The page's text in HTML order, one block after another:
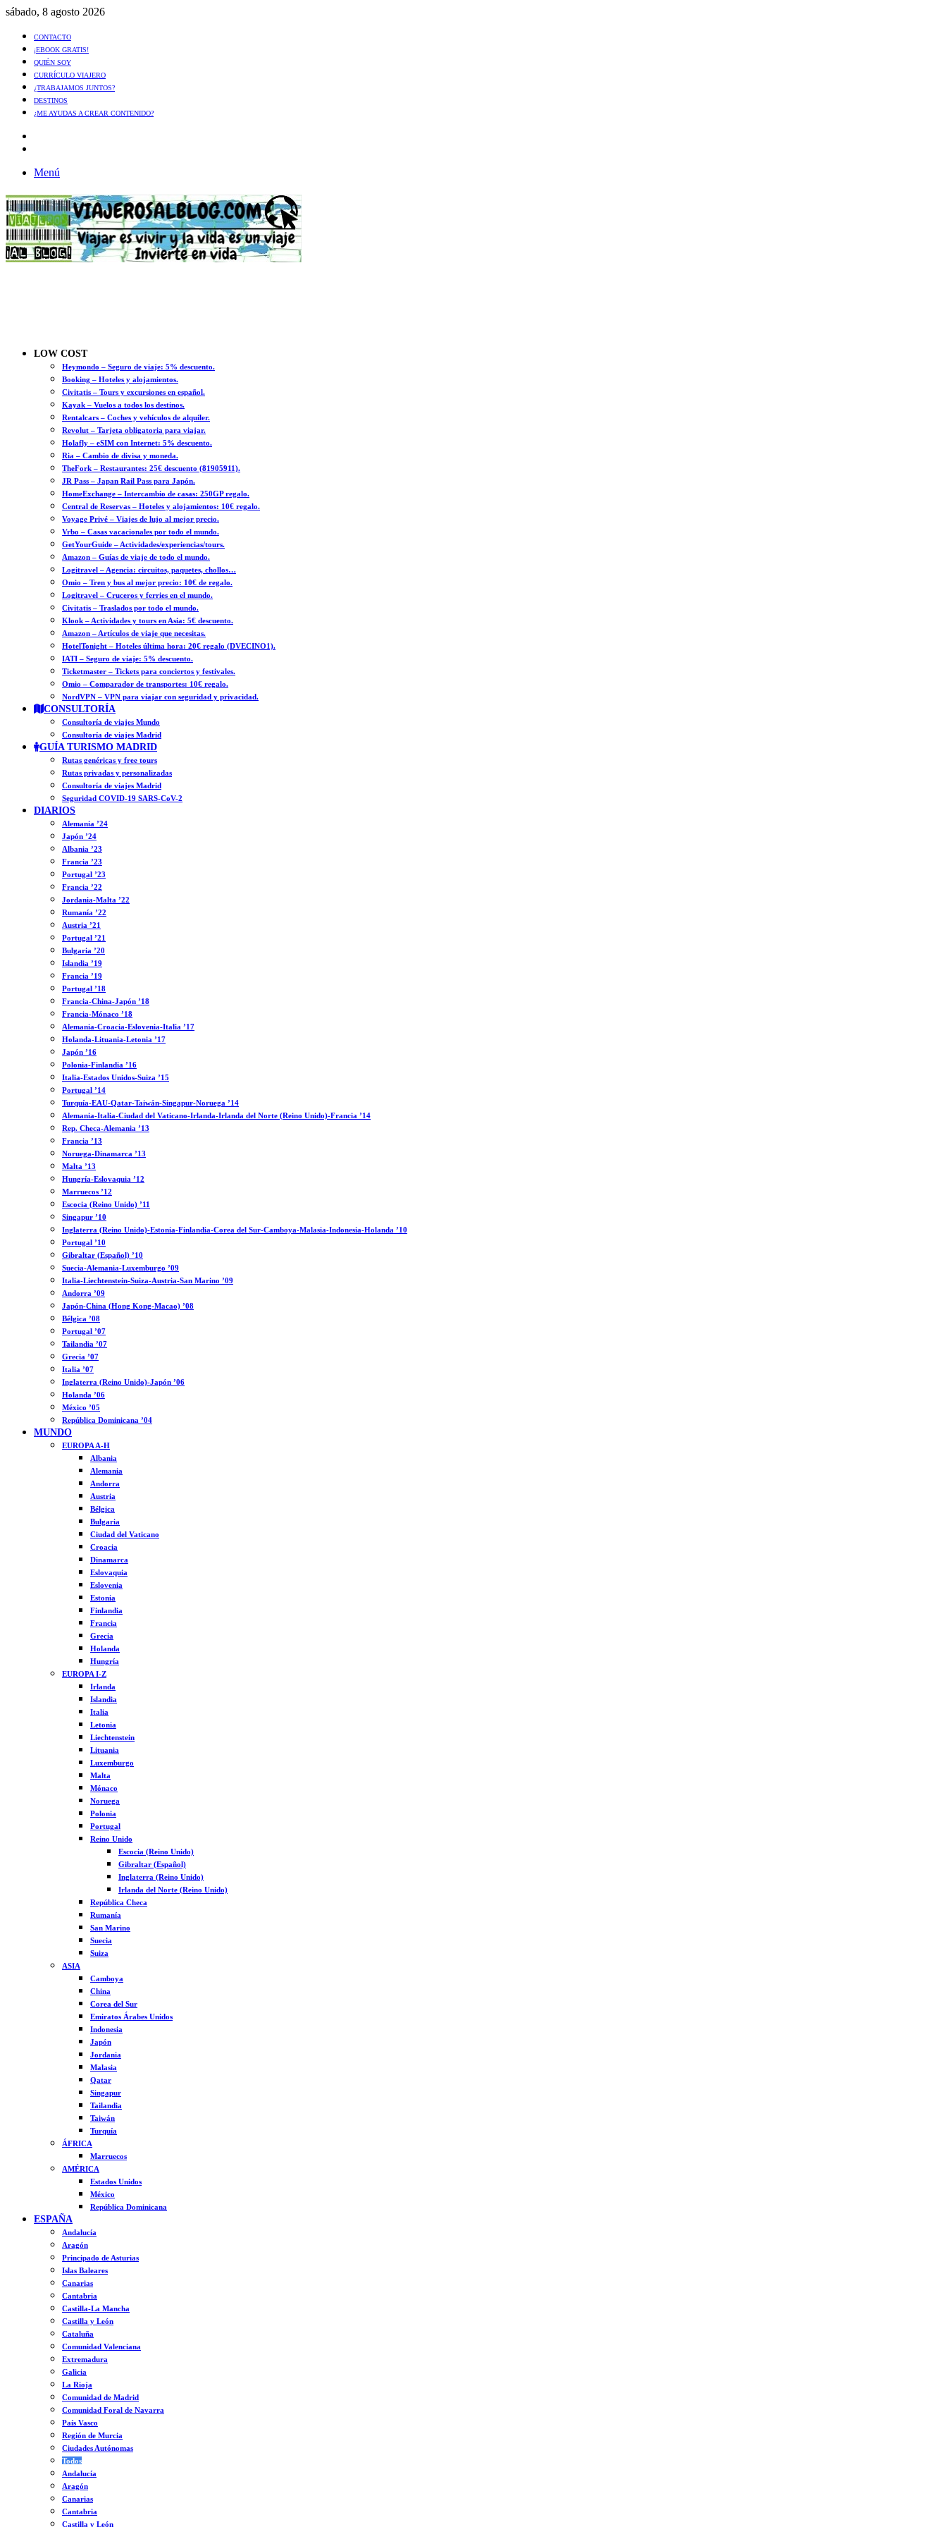
sábado, 8 agosto 2026
CONTACTO
¡EBOOK GRATIS!
QUIÉN SOY
CURRÍCULO VIAJERO
¿TRABAJAMOS JUNTOS?
DESTINOS
¿ME AYUDAS A CREAR CONTENIDO?
Menú
LOW COST
Heymondo – Seguro de viaje: 5% descuento.
Booking – Hoteles y alojamientos.
Civitatis – Tours y excursiones en español.
Kayak – Vuelos a todos los destinos.
Rentalcars – Coches y vehículos de alquiler.
Revolut – Tarjeta obligatoria para viajar.
Holafly – eSIM con Internet: 5% descuento.
Ria – Cambio de divisa y moneda.
TheFork – Restaurantes: 25€ descuento (81905911).
JR Pass – Japan Rail Pass para Japón.
HomeExchange – Intercambio de casas: 250GP regalo.
Central de Reservas – Hoteles y alojamientos: 10€ regalo.
Voyage Privé – Viajes de lujo al mejor precio.
Vrbo – Casas vacacionales por todo el mundo.
GetYourGuide – Actividades/experiencias/tours.
Amazon – Guías de viaje de todo el mundo.
Logitravel – Agencia: circuitos, paquetes, chollos…
Omio – Tren y bus al mejor precio: 10€ de regalo.
Logitravel – Cruceros y ferries en el mundo.
Civitatis – Traslados por todo el mundo.
Klook – Actividades y tours en Asia: 5€ descuento.
Amazon – Artículos de viaje que necesitas.
HotelTonight – Hoteles última hora: 20€ regalo (DVECINO1).
IATI – Seguro de viaje: 5% descuento.
Ticketmaster – Tickets para conciertos y festivales.
Omio – Comparador de transportes: 10€ regalo.
NordVPN – VPN para viajar con seguridad y privacidad.
CONSULTORÍA
Consultoría de viajes Mundo
Consultoría de viajes Madrid
GUÍA TURISMO MADRID
Rutas genéricas y free tours
Rutas privadas y personalizadas
Consultoría de viajes Madrid
Seguridad COVID-19 SARS-CoV-2
DIARIOS
Alemania ’24
Japón ’24
Albania ’23
Francia ’23
Portugal ’23
Francia ’22
Jordania-Malta ’22
Rumanía ’22
Austria ’21
Portugal ’21
Bulgaria ’20
Islandia ’19
Francia ’19
Portugal ’18
Francia-China-Japón ’18
Francia-Mónaco ’18
Alemania-Croacia-Eslovenia-Italia ’17
Holanda-Lituania-Letonia ’17
Japón ’16
Polonia-Finlandia ’16
Italia-Estados Unidos-Suiza ’15
Portugal ’14
Turquía-EAU-Qatar-Taiwán-Singapur-Noruega ’14
Alemania-Italia-Ciudad del Vaticano-Irlanda-Irlanda del Norte (Reino Unido)-Francia ’14
Rep. Checa-Alemania ’13
Francia ’13
Noruega-Dinamarca ’13
Malta ’13
Hungría-Eslovaquia ’12
Marruecos ’12
Escocia (Reino Unido) ’11
Singapur ’10
Inglaterra (Reino Unido)-Estonia-Finlandia-Corea del Sur-Camboya-Malasia-Indonesia-Holanda ’10
Portugal ’10
Gibraltar (Español) ’10
Suecia-Alemania-Luxemburgo ’09
Italia-Liechtenstein-Suiza-Austria-San Marino ’09
Andorra ’09
Japón-China (Hong Kong-Macao) ’08
Bélgica ’08
Portugal ’07
Tailandia ’07
Grecia ’07
Italia ’07
Inglaterra (Reino Unido)-Japón ’06
Holanda ’06
México ’05
República Dominicana ’04
MUNDO
EUROPA A-H
Albania
Alemania
Andorra
Austria
Bélgica
Bulgaria
Ciudad del Vaticano
Croacia
Dinamarca
Eslovaquia
Eslovenia
Estonia
Finlandia
Francia
Grecia
Holanda
Hungría
EUROPA I-Z
Irlanda
Islandia
Italia
Letonia
Liechtenstein
Lituania
Luxemburgo
Malta
Mónaco
Noruega
Polonia
Portugal
Reino Unido
Escocia (Reino Unido)
Gibraltar (Español)
Inglaterra (Reino Unido)
Irlanda del Norte (Reino Unido)
República Checa
Rumanía
San Marino
Suecia
Suiza
ASIA
Camboya
China
Corea del Sur
Emiratos Árabes Unidos
Indonesia
Japón
Jordania
Malasia
Qatar
Singapur
Tailandia
Taiwán
Turquía
ÁFRICA
Marruecos
AMÉRICA
Estados Unidos
México
República Dominicana
ESPAÑA
Andalucía
Aragón
Principado de Asturias
Islas Baleares
Canarias
Cantabria
Castilla-La Mancha
Castilla y León
Cataluña
Comunidad Valenciana
Extremadura
Galicia
La Rioja
Comunidad de Madrid
Comunidad Foral de Navarra
País Vasco
Región de Murcia
Ciudades Autónomas
Todos
Andalucía
Aragón
Canarias
Cantabria
Castilla y León